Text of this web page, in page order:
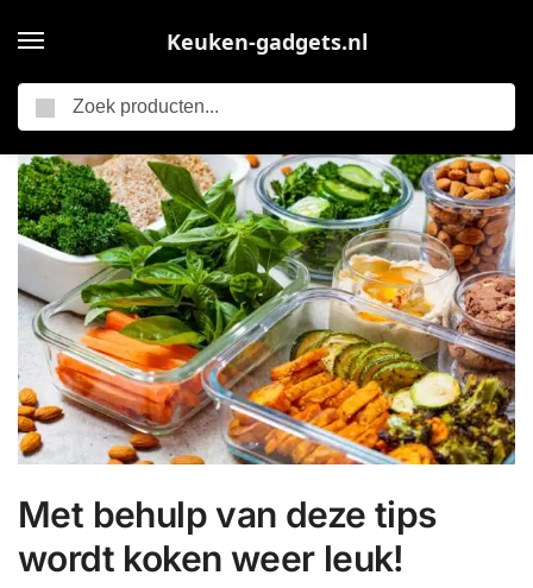
Keuken-gadgets.nl
Gastblogs / Met behulp van deze tips wordt koken weer leuk!
Met behulp van deze tips
wordt koken weer leuk!